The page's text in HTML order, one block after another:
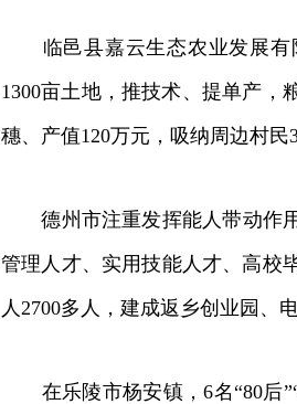
临邑县嘉云生态农业发展有
1300亩土地，推技术、提单产，
穗、产值120万元，吸纳周边村民
德州市注重发挥能人带动作用
管理人才、实用技能人才、高校
人2700多人，建成返乡创业园、
在乐陵市杨安镇，6名“80后